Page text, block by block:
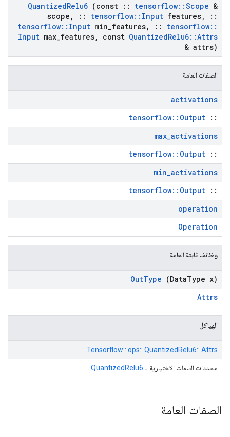
QuantizedRelu6 (const :: tensorflow::Scope &
scope , :: tensorflow:: Input features,
::
tensorflow:: Input min features, :: tensorflow::
Input max features, const QuantizedRelu6::Attrs
& attrs)
الصفات العامة
activations
::
tensorflow::Output
max_activations
::
tensorflow::Output
min_activations
::
tensorflow::Output
operation
Operation
وظائف ثابتة العامة
OutType (DataType x)
Attrs
الهياكل
Tensorflow:: ops:: QuantizedRelu6:: Attrs
محددات السمات الاختيارية لـ QuantizedRelu6
الصفات العامة